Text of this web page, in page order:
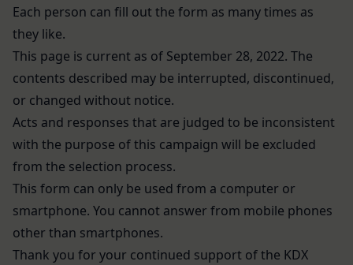
Each person can fill out the form as many times as
they like.
This page is current as of September 28, 2022. The
contents described may be interrupted, discontinued,
or changed without notice.
Acts and responses that are judged to be inconsistent
with the purpose of this campaign will be excluded
from the selection process.
This form can only be used from a computer or
smartphone. You cannot answer from mobile phones
other than smartphones.
Thank you for your continued support of the KDX
については、当社は一切責任を負いません。
Close
為
同業者の再販など、営利目的で商品等を購入す
る行為
その他、当社が不適切と判断する行為
会員の行為が本規約に違反すると当社が判断した場
合、当社は、通知または催告をすることなく、当該
会員の登録の抹消、当社が提供する一切のサービス
の利用禁止、停止、本サービス上に公開した提供物
（本規約第10条3項で定義します。）の削除その他
の必要な措置を講じることができるものとします。
当社が前項に定める措置を講じた場合において、当
社は、会員に対し、当該措置を講じた理由を開示す
る義務及び当該措置により会員に生じた損害を賠償